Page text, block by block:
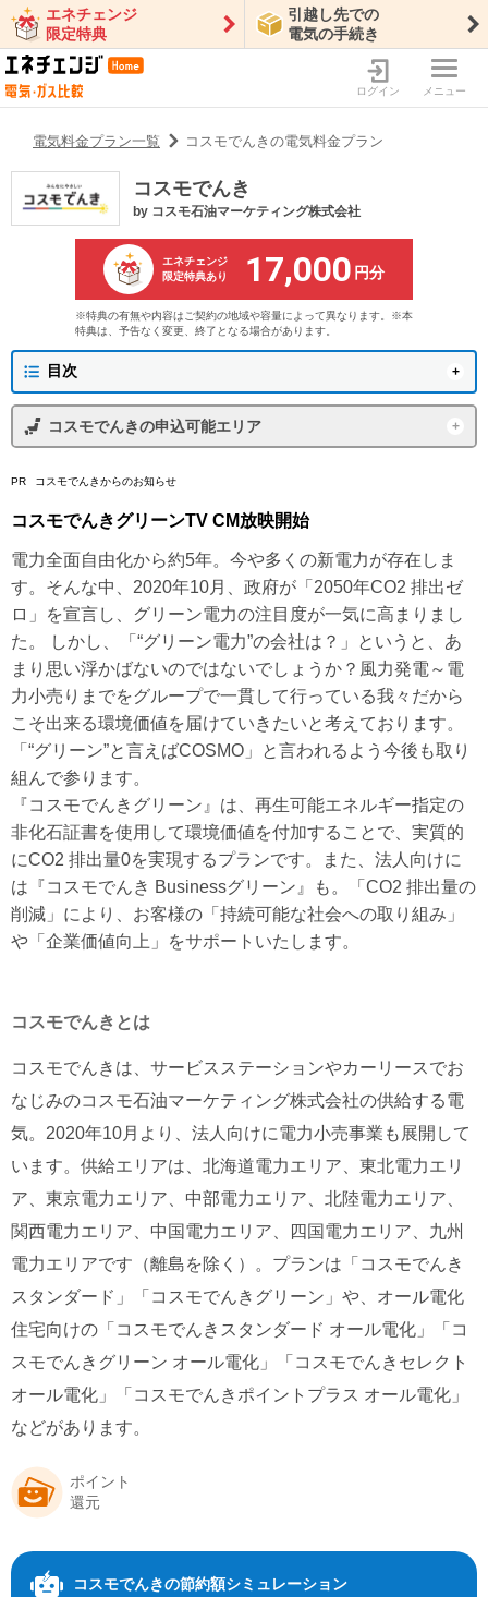
エネチェンジ
限定特典
引越し先での
電気の手続き
ログイン メニュー
電気料金プラン一覧 コスモでんきの電気料金プラン
コスモでんき
by コスモ石油マーケティング株式会社
エネチェンジ
限定特典あり
17,000 円分
※特典の有無や内容はご契約の地域や容量によって異なります。※本
特典は、予告なく変更、終了となる場合があります。
目次
特徴・メリット
コスモでんきの会社情報
コスモでんきの申込可能エリア
関西電力エリア 四国電力エリア
北海道電力エリア 九州電力エリア
コスモでんきからのお知らせ
コスモでんきグリーンTV CM放映開始
電力全面自由化から約5年。今や多くの新電力が存在しま
す。そんな中、2020年10月、政府が「2050年CO2 排出ゼ
ロ」を宣言し、グリーン電力の注目度が一気に高まりまし
た。 しかし、「“グリーン電力”の会社は？」というと、あ
まり思い浮かばないのではないでしょうか？風力発電～電
力小売りまでをグループで一貫して行っている我々だから
こそ出来る環境価値を届けていきたいと考えております。
「“グリーン”と言えばCOSMO」と言われるよう今後も取り
組んで参ります。
『コスモでんきグリーン』は、再生可能エネルギー指定の
非化石証書を使用して環境価値を付加することで、実質的
にCO2 排出量0を実現するプランです。また、法人向けに
は『コスモでんき Businessグリーン』も。「CO2 排出量の
削減」により、お客様の「持続可能な社会への取り組み」
や「企業価値向上」をサポートいたします。
コスモでんき とは
コスモでんきは、サービスステーションやカーリースでお
なじみのコスモ石油マーケティング株式会社の供給する電
気。2020年10月より、法人向けに電力小売事業も展開して
います。供給エリアは、北海道電力エリア、東北電力エリ
ア、東京電力エリア、中部電力エリア、北陸電力エリア、
関西電力エリア、中国電力エリア、四国電力エリア、九州
電力エリアです（離島を除く）。プランは「コスモでんき
スタンダード」「コスモでんきグリーン」や、オール電化
住宅向けの「コスモでんきスタンダード オール電化」「コ
スモでんきグリーン オール電化」「コスモでんきセレクト
オール電化」「コスモでんきポイントプラス オール電化」
などがあります。
ポイント
還元
コスモでんきの節約額シミュレーション